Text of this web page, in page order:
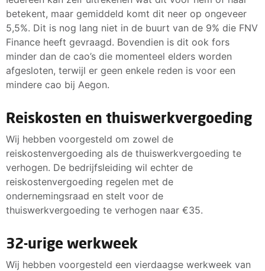
betekent, maar gemiddeld komt dit neer op ongeveer
5,5%. Dit is nog lang niet in de buurt van de 9% die FNV
Finance heeft gevraagd. Bovendien is dit ook fors
minder dan de cao’s die momenteel elders worden
afgesloten, terwijl er geen enkele reden is voor een
mindere cao bij Aegon.
Reiskosten en thuiswerkvergoeding
Wij hebben voorgesteld om zowel de
reiskostenvergoeding als de thuiswerkvergoeding te
verhogen. De bedrijfsleiding wil echter de
reiskostenvergoeding regelen met de
ondernemingsraad en stelt voor de
thuiswerkvergoeding te verhogen naar €35.
32-urige werkweek
Wij hebben voorgesteld een vierdaagse werkweek van